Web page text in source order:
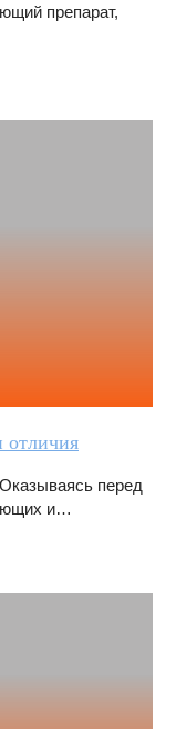
препарат,
отличия
перед
и…